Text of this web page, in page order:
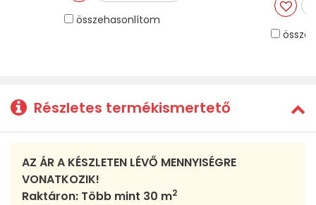
összehasonlítom
Részletes termékismertető
AZ ÁR A KÉSZLETEN LÉVŐ MENNYISÉGRE
VONATKOZIK!
Raktáron: Több mint 30 m2